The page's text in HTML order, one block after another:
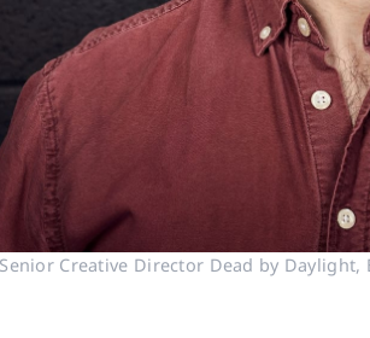
Creative Director Dead by